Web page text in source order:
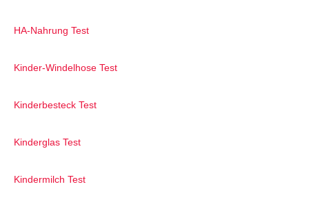
HA-Nahrung Test
Kinder-Windelhose Test
Kinderbesteck Test
Kinderglas Test
Kindermilch Test